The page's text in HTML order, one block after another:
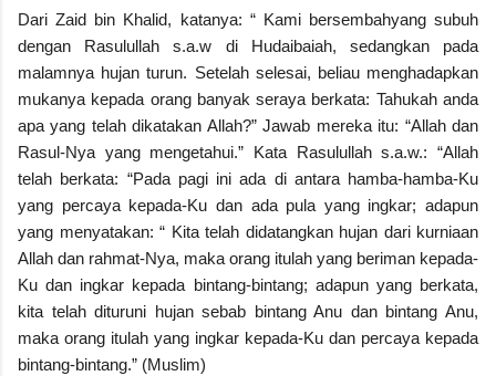
Dari Zaid bin Khalid, katanya: “ Kami bersembahyang subuh
dengan Rasulullah s.a.w di Hudaibaiah, sedangkan pada
malamnya hujan turun. Setelah selesai, beliau menghadapkan
mukanya kepada orang banyak seraya berkata: Tahukah anda
apa yang telah dikatakan Allah?” Jawab mereka itu: “Allah dan
Rasul-Nya yang mengetahui.” Kata Rasulullah s.a.w.: “Allah
telah berkata: “Pada pagi ini ada di antara hamba-hamba-Ku
yang percaya kepada-Ku dan ada pula yang ingkar; adapun
yang menyatakan: “ Kita telah didatangkan hujan dari kurniaan
Allah dan rahmat-Nya, maka orang itulah yang beriman kepada-
Ku dan ingkar kepada bintang-bintang; adapun yang berkata,
kita telah dituruni hujan sebab bintang Anu dan bintang Anu,
maka orang itulah yang ingkar kepada-Ku dan percaya kepada
bintang-bintang.” (Muslim)